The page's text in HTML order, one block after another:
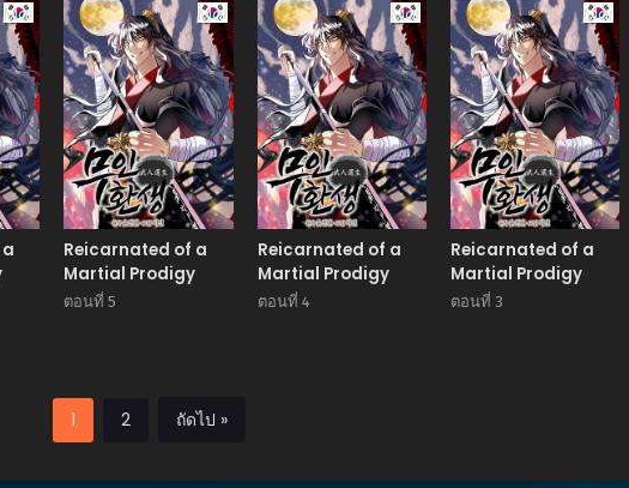
Manhwa Manhwa
Reicarnated of a
Martial Prodigy
ตอนที่ 5
Manhwa
Reicarnated of a
Martial Prodigy
ตอนที่ 4
Reicarnated of a
Martial Prodigy
ตอนที่ 3
1 2 ถัดไป »